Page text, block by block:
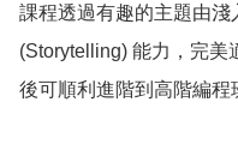
課程透過有趣的主題由
(Storytelling) 能力，完美
後可順利進階到高階編程